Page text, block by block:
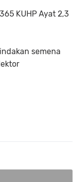
KUHP Ayat 2,3
semena